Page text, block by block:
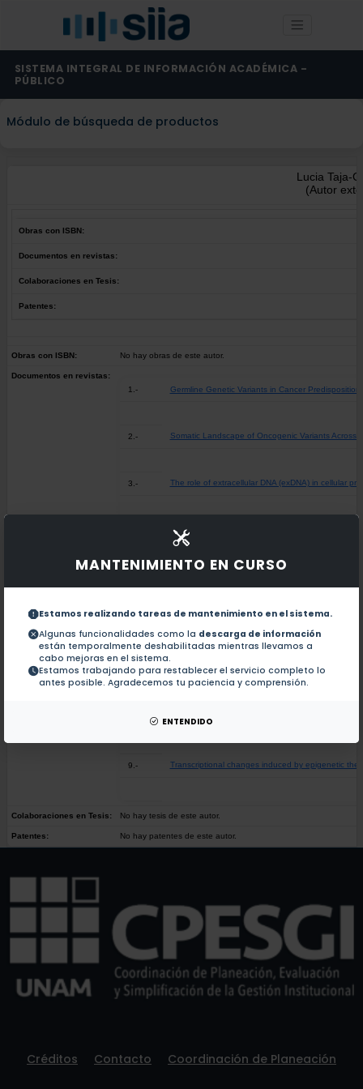
MANTENIMIENTO EN CURSO
Estamos realizando tareas de mantenimiento en el sistema.
Algunas funcionalidades como la descarga de información
están temporalmente deshabilitadas mientras llevamos a
cabo mejoras en el sistema.
Estamos trabajando para restablecer el servicio completo lo
antes posible. Agradecemos tu paciencia y comprensión.
ENTENDIDO
SISTEMA INTEGRAL DE INFORMACIÓN ACADÉMICA -
PÚBLICO
Módulo de búsqueda de productos
Lucia Taja-
(Autor
Obras con ISBN:
Documentos en revistas:
Colaboraciones en Tesis:
Patentes:
Obras con ISBN: No hay obras de este autor.
Documentos en revistas:
1.-
Germline Genetic Variants in Cancer
2.- Somatic Landscape of Oncogenic Variants Across
3.- The role of extracellular DNA (exDNA) in cellular
Investigation of HER-2 status, treatment
7.- Hydralazine-valproate: a repositioned drug
Acetylator status and N-acetyltransferase 2 gene
9.- Transcriptional changes induced by epigenetic
Colaboraciones en Tesis: No hay tesis de este autor.
Patentes: No hay patentes de este autor.
Créditos Contacto Coordinación de Planeación